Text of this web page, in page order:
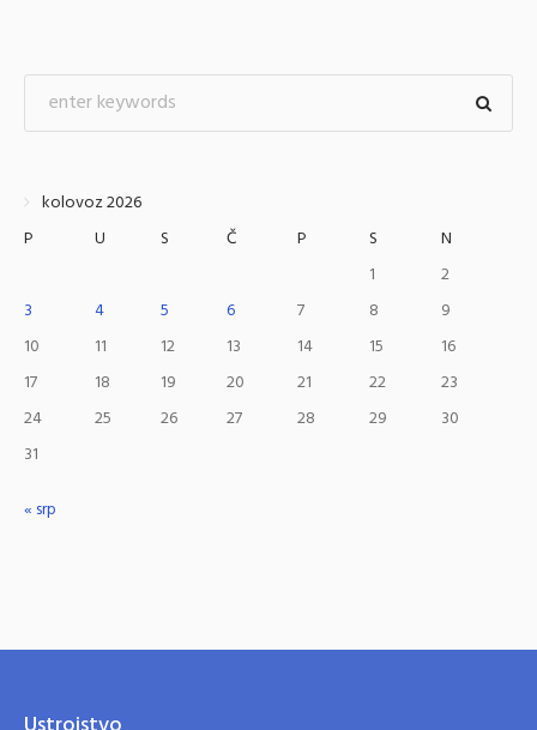
kolovoz 2026
P
U S Č P S
N
1
2
3
4 5 6 7 8
9
10
11 12 13 14 15
16
17
18 19 20 21 22
23
24
25 26 27 28 29
30
31
« srp